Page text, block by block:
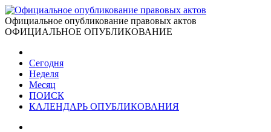
Официальное опубликование правовых актов
ОФИЦИАЛЬНОЕ ОПУБЛИКОВАНИЕ
Сегодня
Неделя
Месяц
ПОИСК
КАЛЕНДАРЬ ОПУБЛИКОВАНИЯ